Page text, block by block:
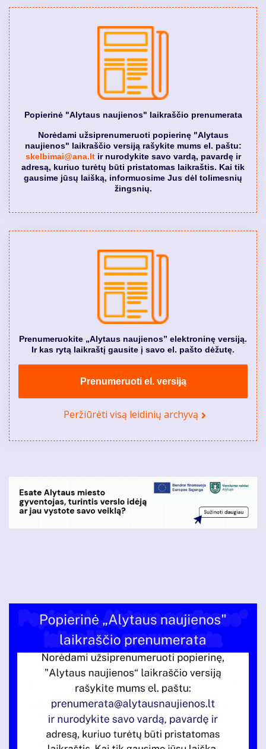
Popierinė "Alytaus naujienos" laikraščio prenumerata
Norėdami užsiprenumeruoti popierinę "Alytaus
naujienos" laikraščio versiją rašykite mums el. paštu:
skelbimai@ana.ltir nurodykite savo vardą, pavardę ir
adresą, kuriuo turėtų būti pristatomas laikraštis. Kai tik
gausime jūsų laišką, informuosime Jus dėl tolimesnių
žingsnių.
Prenumeruokite „Alytaus naujienos” elektroninę versiją.
Ir kas rytą laikraštį gausite į savo el. pašto dėžutę.
Prenumeruoti el. versiją
Peržiūrėti visą leidinių archyvą